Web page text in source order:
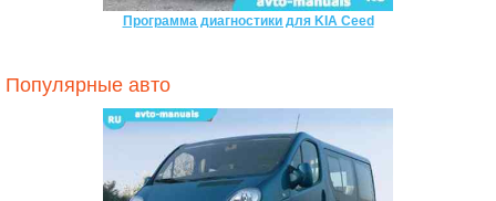
Программа диагностики для KIA Ceed
Популярные авто